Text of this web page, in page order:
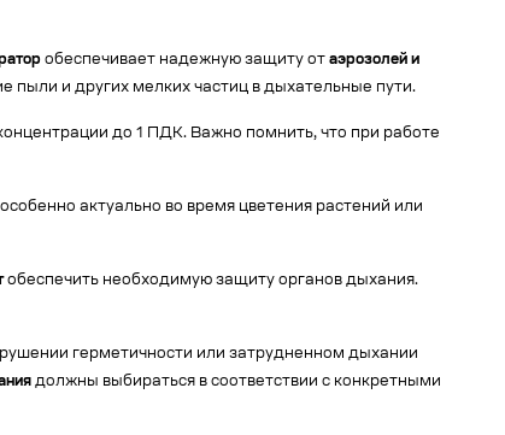
обеспечивает надежную защиту от аэрозолей и
пыли и других мелких частиц в дыхательные пути.
до 1 ПДК. Важно помнить, что при работе
актуально во время цветения растений или
обеспечить необходимую защиту органов дыхания.
герметичности или затрудненном дыхании
должны выбираться в соответствии с конкретными